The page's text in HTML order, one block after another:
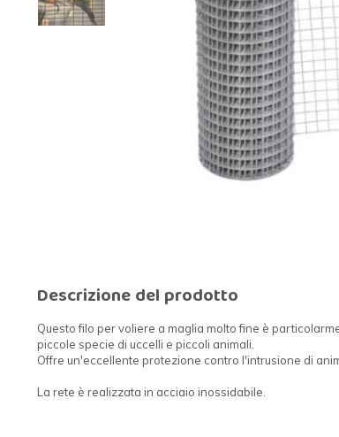
Descrizione del prodotto
Questo filo per voliere a maglia molto fine è
piccole specie di uccelli e piccoli animali.
Offre un'eccellente protezione contro l'intrusione di
La rete è realizzata in acciaio inossidabile.